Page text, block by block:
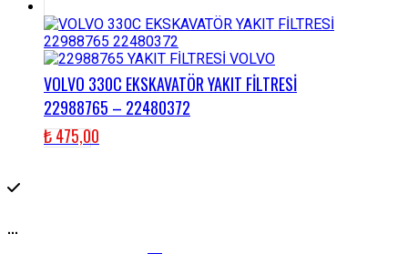
VOLVO 330C EKSKAVATÖR YAKIT FİLTRESİ
22988765 – 22480372
₺475,00
...